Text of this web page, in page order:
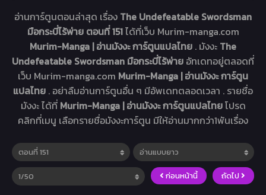
อ่านการ์ตูนตอนล่าสุด เรื่อง The Undefeatable Swordsman
มือกระบี่ไร้พ่าย ตอนที่ 151ได้ที่เว็บ Murim-manga.com
Murim-Manga | อ่านมังงะ การ์ตูนแปลไทย . มังงะ The
Undefeatable Swordsman มือกระบี่ไร้พ่าย อัทเดทอยู่ตลอดที่
เว็บ Murim-manga.com Murim-Manga | อ่านมังงะ การ์ตูน
แปลไทย . อย่าลืมอ่านการ์ตูนอื่น ๆ มีอัพเดทตลอดเวลา . รายชื่อ
มังงะ ได้ที่ Murim-Manga | อ่านมังงะ การ์ตูนแปลไทยโปรด
คลิกที่เมนู เลือกรายชื่อมังงะการ์ตูน มีให้อ่านมากกว่า1พันเรื่อง
ก่อนหน้านี้ ถัดไป